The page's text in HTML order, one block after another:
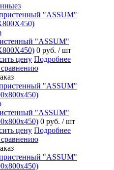
3
"ASSUM"
0 руб. / шт
цену Подробнее
"ASSUM"
0 руб. / шт
цену Подробнее